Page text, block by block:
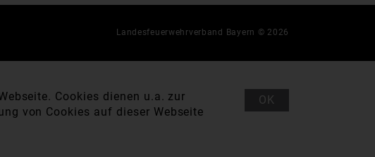
Landesfeuerwehrverband Bayern © 2026
Cookies dienen u.a. zur
von Cookies auf dieser Webseite
OK